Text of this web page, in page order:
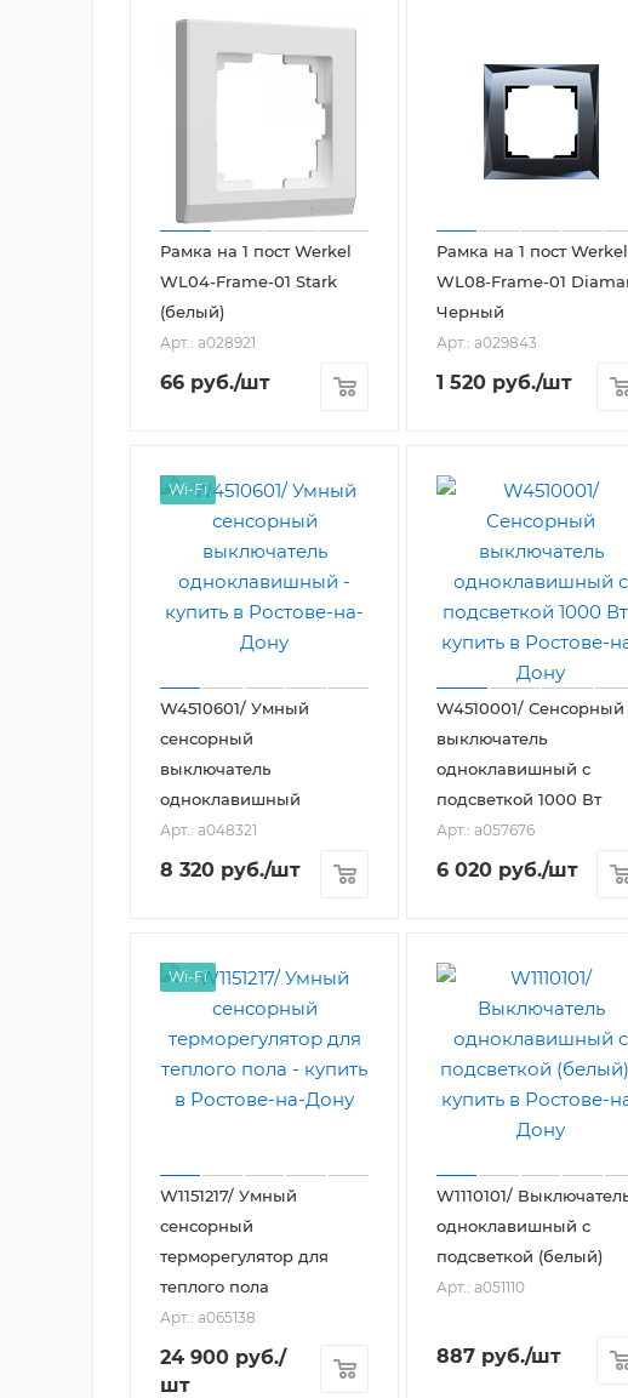
Рамка на 1 пост Werkel
WL04-Frame-01 Stark
(белый)
Арт.: a028921
66 руб./шт
Рамка на 1 пост Werkel
WL08-Frame-01
Черный
Арт.: a029843
1 520 руб./шт
Wi-Fi
W4510601/ Умный
сенсорный
выключатель
одноклавишный
Арт.: a048321
8 320 руб./шт
W4510001/ Сенсорный
выключатель
одноклавишный с
подсветкой 1000 Вт
Арт.: a057676
6 020 руб./шт
Wi-Fi
W1151217/ Умный
сенсорный
терморегулятор для
теплого пола
Арт.: a065138
24 900 руб./
шт
W1110101/
одноклавишный с
подсветкой (белый)
Арт.: a051110
887 руб./шт